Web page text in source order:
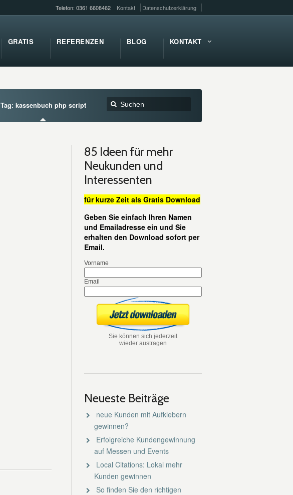
Telefon: 0361 6608462 Kontakt Datenschutzerklärung
GRATIS REFERENZEN BLOG KONTAKT
Tag: kassenbuch php script
85 Ideen für mehr
Neukunden und
Interessenten
für kurze Zeit als Gratis Download
Geben Sie einfach Ihren Namen
und Emailadresse ein und Sie
erhalten den Download sofort per
Email.
Vorname
Email
Sie können sich jederzeit
wieder austragen
Neueste Beiträge
neue Kunden mit Aufklebern
gewinnen?
Erfolgreiche Kundengewinnung
auf Messen und Events
Local Citations: Lokal mehr
Kunden gewinnen
So finden Sie den richtigen